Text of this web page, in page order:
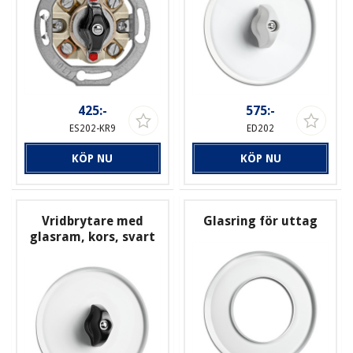
425:-
ES202-KR9
KÖP NU
575:-
ED202
KÖP NU
Vridbrytare med
glasram, kors, svart
Glasring för uttag